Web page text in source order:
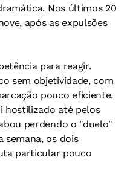
Nos últimos 20
após as expulsões
para reagir.
sem objetividade, com
pouco eficiente.
hostilizado até pelos
perdendo o "duelo"
semana, os dois
particular pouco